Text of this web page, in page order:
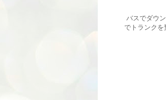
バスでダウ
でトランクを